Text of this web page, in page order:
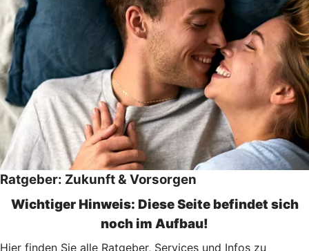
Ratgeber: Zukunft & Vorsorgen
Wichtiger Hinweis: Diese Seite befindet sich
noch im Aufbau!
Hier finden Sie alle Ratgeber, Services und Infos zu